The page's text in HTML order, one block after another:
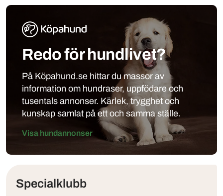
Redo för hundlivet?
På Köpahund.se hittar du massor av
information om hundraser, uppfödare och
tusentals annonser. Kärlek, trygghet och
kunskap samlat på ett och samma ställe.
Visa hundannonser
Specialklubb